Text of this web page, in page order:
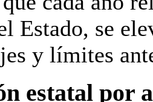
Estado, se
y límites
estatal por